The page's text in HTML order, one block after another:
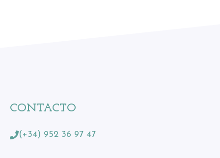
CONTACTO
(+34) 952 36 97 47